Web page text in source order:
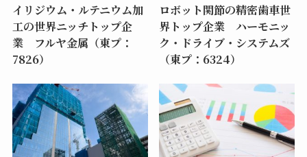
イリジウム・ルテニウム加
工の世界ニッチトップ企
業 フルヤ金属（東プ：
7826）
ロボット関節の精密歯車世
界トップ企業 ハーモニッ
ク・ドライブ・システムズ
（東プ：6324）